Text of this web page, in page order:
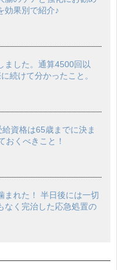
効果別で紹介♪
ました。通算4500回以
続けて分かったこと。
資格は65歳までに決ま
おくべきこと！
まれた！ 半日後には一切
なく完治した応急処置の